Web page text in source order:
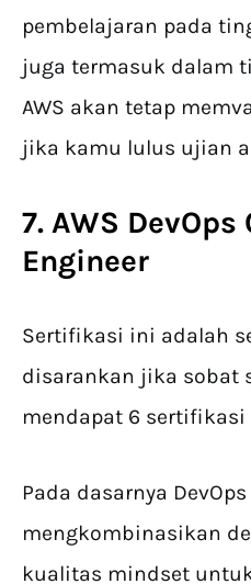
pembelajaran pada
juga termasuk dalam
AWS akan tetap
jika kamu lulus ujian
7. AWS
Engineer
Sertifikasi ini adalah
disarankan jika sobat
mendapat 6 sertifikasi
Pada dasarnya
mengkombinasikan
kualitas mindset